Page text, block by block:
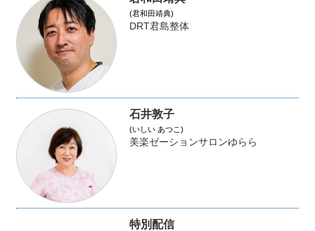
(君和田靖典)
DRT君島整体
石井敦子
(いしい あつこ)
美楽ゼーションサロンゆらら
特別配信